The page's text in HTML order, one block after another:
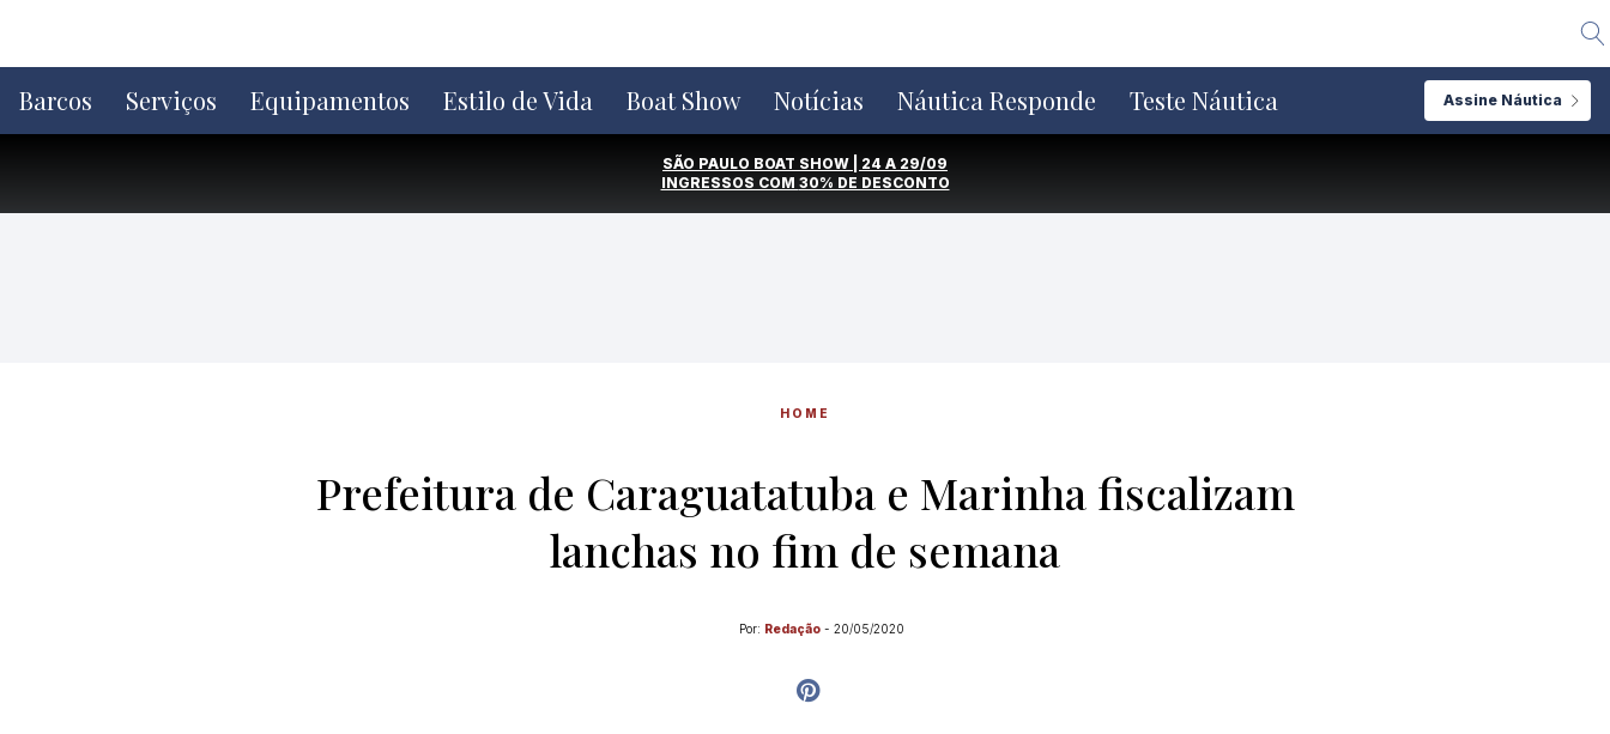
o
conteúdo
Barcos Serviços Equipamentos Estilo de Vida Boat Show Notícias Náutica Responde Teste Náutica Assine Náutica
SÃO PAULO BOAT SHOW | 24 A 29/09
INGRESSOS COM 30% DE DESCONTO
HOME
Prefeitura de Caraguatatuba e Marinha fiscalizam
lanchas no fim de semana
Por: Redação - 20/05/2020